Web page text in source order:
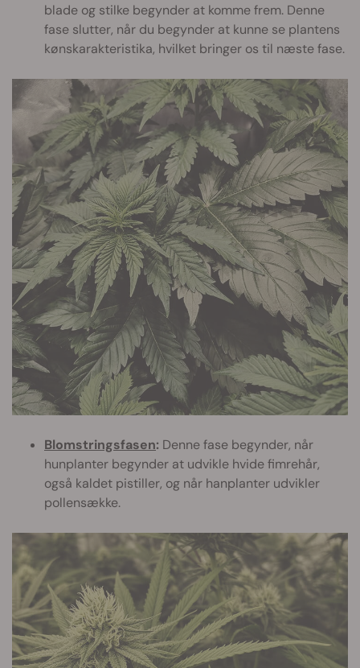
blade og stilke begynder at komme frem. Denne
fase slutter, når du begynder at kunne se plantens
kønskarakteristika, hvilket bringer os til næste fase.
Blomstringsfasen: Denne fase begynder, når
hunplanter begynder at udvikle hvide fimrehår,
også kaldet pistiller, og når hanplanter udvikler
pollensække.